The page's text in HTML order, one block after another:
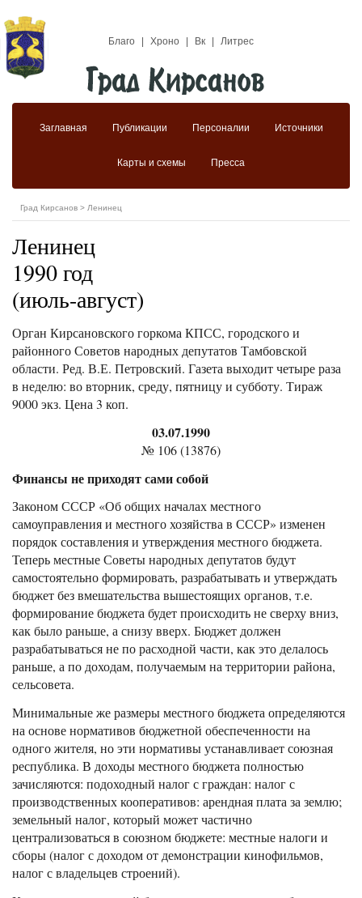
Благо Хроно Вк Литрес
Заглавная Публикации Персоналии Источники
Карты и схемы Пресса
Град Кирсанов > Ленинец
Ленинец
1990 год
(июль-август)
Орган Кирсановского горкома КПСС, городского и
районного Советов народных депутатов Тамбовской
области. Ред. В.Е. Петровский. Газета выходит четыре раза
в неделю: во вторник, среду, пятницу и субботу. Тираж
9000 экз. Цена 3 коп.
03.07.1990
№ 106 (13876)
Финансы не приходят сами собой
Законом СССР «Об общих началах местного
самоуправления и местного хозяйства в СССР» изменен
порядок составления и утверждения местного бюджета.
Теперь местные Советы народных депутатов будут
самостоятельно формировать, разрабатывать и утверждать
бюджет без вмешательства вышестоящих органов, т.е.
формирование бюджета будет происходить не сверху вниз,
как было раньше, а снизу вверх. Бюджет должен
разрабатываться не по расходной части, как это делалось
раньше, а по доходам, получаемым на территории района,
сельсовета.
Минимальные же размеры местного бюджета определяются
на основе нормативов бюджетной обеспеченности на
одного жителя, но эти нормативы устанавливает союзная
республика. В доходы местного бюджета полностью
зачисляются: подоходный налог с граждан: налог с
производственных кооперативов: арендная плата за землю;
земельный налог, который может частично
централизоваться в союзном бюджете: местные налоги и
сборы (налог с доходом от демонстрации кинофильмов,
налог с владельцев строений).